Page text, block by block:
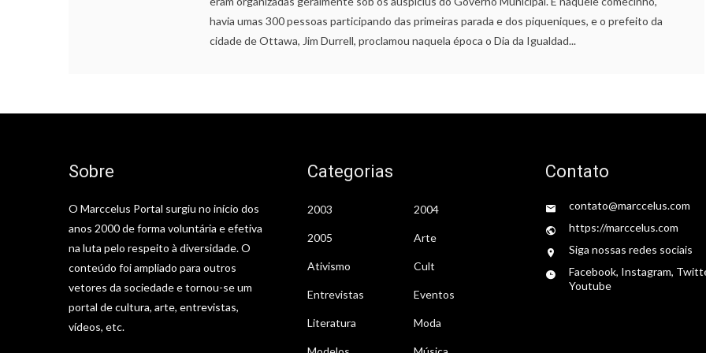
havia umas 300 pessoas participando das primeiras parada e dos piqueniques, e o prefeito da
cidade de Ottawa, Jim Durrell, proclamou naquela época o Dia da Igualdad...
Sobre
O Marccelus Portal surgiu no início dos
anos 2000 de forma voluntária e efetiva
na luta pelo respeito à diversidade. O
conteúdo foi ampliado para outros
vetores da sociedade e tornou-se um
portal de cultura, arte, entrevistas,
vídeos, etc.
Categorias
2003 2004
2005 Arte
Ativismo Cult
Entrevistas Eventos
Literatura Moda
Contato
contato@marccelus.com
https://marccelus.com
Siga nossas redes sociais
Facebook, Instagram,
Youtube